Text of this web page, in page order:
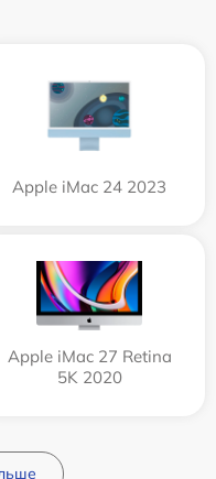
Apple iMac 24 2023
Apple iMac 27 Retina
5K 2020